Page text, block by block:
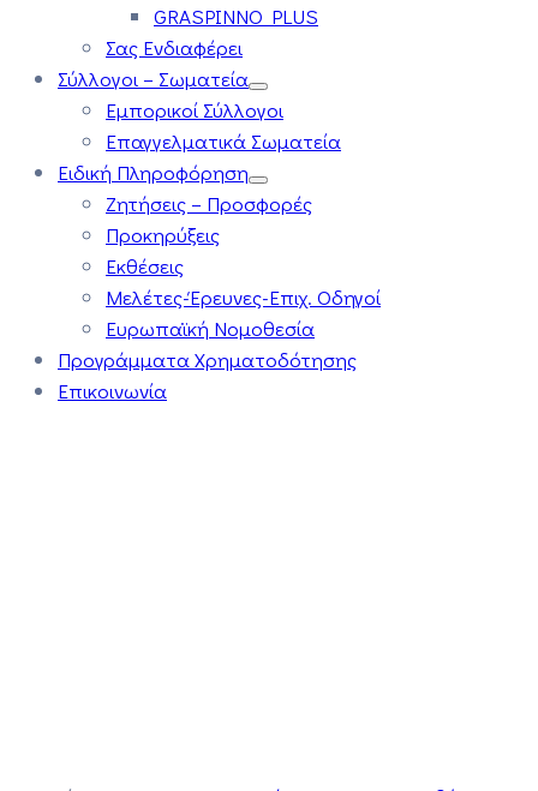
GRASPINNO PLUS
Σας Ενδιαφέρει
Σύλλογοι – Σωματεία
Εμπορικοί Σύλλογοι
Επαγγελματικά Σωματεία
Ειδική Πληροφόρηση
Ζητήσεις – Προσφορές
Προκηρύξεις
Εκθέσεις
Μελέτες-Έρευνες-Επιχ. Οδηγοί
Ευρωπαϊκή Νομοθεσία
Προγράμματα Χρηματοδότησης
Επικοινωνία